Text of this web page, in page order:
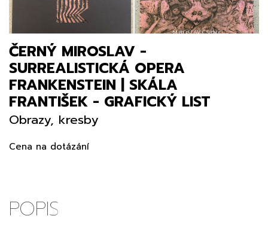
ČERNÝ MIROSLAV -
SURREALISTICKÁ OPERA
FRANKENSTEIN | SKÁLA
FRANTIŠEK - GRAFICKÝ LIST
Obrazy, kresby
Cena na dotázání
POPIS